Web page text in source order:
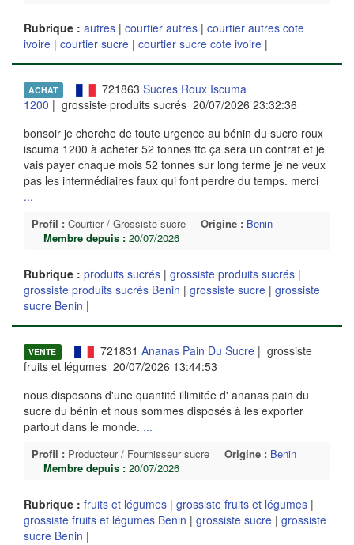
Rubrique : autres | courtier autres | courtier autres cote
ivoire | courtier sucre | courtier sucre cote ivoire |
ACHAT 721863 Sucres Roux Iscuma
1200 | grossiste produits sucrés 20/07/2026 23:32:36
bonsoir je cherche de toute urgence au bénin du sucre roux
iscuma 1200 à acheter 52 tonnes ttc ça sera un contrat et je
vais payer chaque mois 52 tonnes sur long terme je ne veux
pas les intermédiaires faux qui font perdre du temps. merci
...
Profil : Courtier / Grossiste sucre Origine : Benin
Membre depuis : 20/07/2026
Rubrique : produits sucrés | grossiste produits sucrés |
grossiste produits sucrés Benin | grossiste sucre | grossiste
sucre Benin |
VENTE 721831 Ananas Pain Du Sucre| grossiste
fruits et légumes 20/07/2026 13:44:53
nous disposons d'une quantité illimitée d' ananas pain du
sucre du bénin et nous sommes disposés à les exporter
partout dans le monde. ...
Profil : Producteur / Fournisseur sucre Origine : Benin
Membre depuis : 20/07/2026
Rubrique : fruits et légumes | grossiste fruits et légumes |
grossiste fruits et légumes Benin | grossiste sucre | grossiste
sucre Benin |